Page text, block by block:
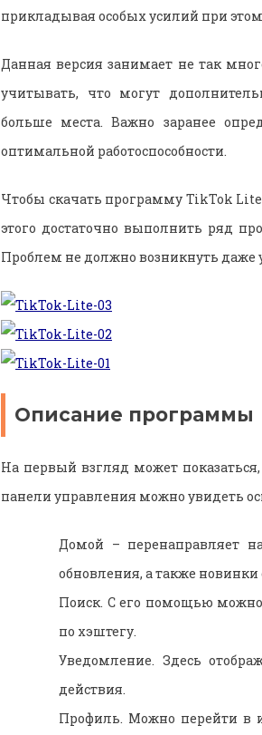
прикладывая особых усилий при
Данная версия занимает не так
учитывать, что могут
больше места. Важно заранее
оптимальной работоспособности.
Чтобы скачать программу TikTok
этого достаточно выполнить ряд
Проблем не должно возникнуть даже
Описание программы
На первый взгляд может
панели управления можно увидеть
Домой – перенаправляет
обновления, а также
Поиск. С его помощью можно
по хэштегу.
Уведомление. Здесь
действия.
Профиль. Можно перейти в